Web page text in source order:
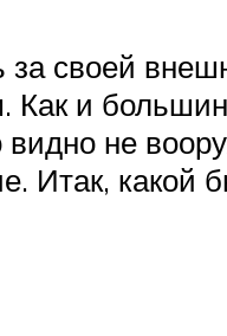
своей
Как и
видно не
Итак, какой